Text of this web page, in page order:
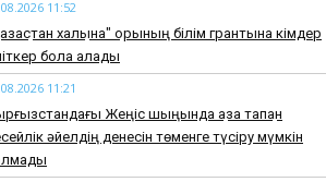
11:52
халқына" қорының білім грантына кімдер
бола алады
11:21
Жеңіс шыңында қаза тапқан
әйелдің денесін төменге түсіру мүмкін